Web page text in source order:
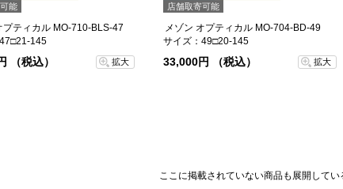
能
プティカル MO-710-BLS-47
145
（税込） 拡大
店舗取寄可能
メゾン オプティカル MO-704-BD-49
サイズ：49□20-145
33,000円 （税込） 拡大
ここに掲載されていない商品も展開して